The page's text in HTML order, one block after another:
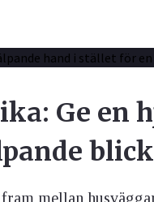
Ge en
blick
mellan
Jag